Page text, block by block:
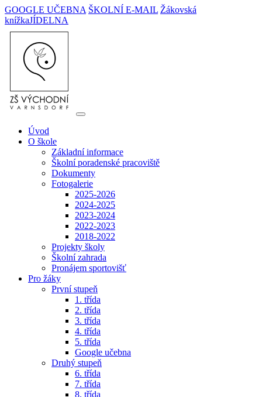
GOOGLE UČEBNA ŠKOLNÍ E-MAIL Žákovská
knížkaJÍDELNA
Úvod
O škole
Základní informace
Školní poradenské pracoviště
Dokumenty
Fotogalerie
2025-2026
2024-2025
2023-2024
2022-2023
2018-2022
Projekty školy
Školní zahrada
Pronájem sportovišť
Pro žáky
První stupeň
1. třída
2. třída
3. třída
4. třída
5. třída
Google učebna
Druhý stupeň
6. třída
7. třída
8. třída